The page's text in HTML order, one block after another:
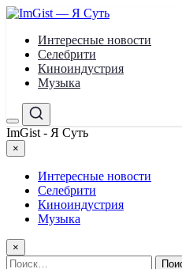
Перейти
содержимому
Интересные новости
Селебрити
Киноиндустрия
Музыка
МенюПоиск
ImGist - Я Суть
×
Закрыть
менюИнтересные новости
Селебрити
Киноиндустрия
Музыка
×
Найти: